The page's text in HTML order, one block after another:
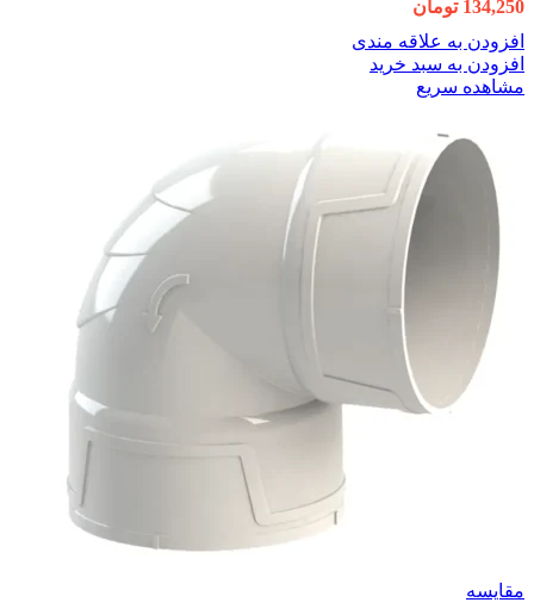
134,250 تومان
افزودن به علاقه مندی
افزودن به سبد خرید
مشاهده سریع
مقایسه